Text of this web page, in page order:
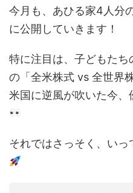
今月も、あひる家4人分
に公開していきます！
特に注目は、子どもた
の「全米株式 vs 全世界
米国に逆風が吹いた今、
それではさっそく、い